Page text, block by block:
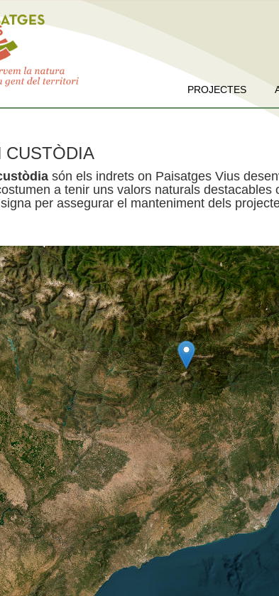
PROJECTES
CUSTÒDIA
són els indrets on Paisatges Vius
a tenir uns valors naturals destacables
per assegurar el manteniment dels